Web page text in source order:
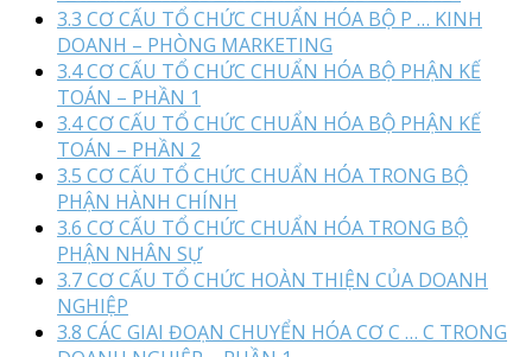
3.3 CƠ CẤU TỔ CHỨC CHUẨN HÓA BỘ P … KINH
DOANH – PHÒNG MARKETING
3.4 CƠ CẤU TỔ CHỨC CHUẨN HÓA BỘ PHẬN KẾ
TOÁN – PHẦN 1
3.4 CƠ CẤU TỔ CHỨC CHUẨN HÓA BỘ PHẬN KẾ
TOÁN – PHẦN 2
3.5 CƠ CẤU TỔ CHỨC CHUẨN HÓA TRONG BỘ
PHẬN HÀNH CHÍNH
3.6 CƠ CẤU TỔ CHỨC CHUẨN HÓA TRONG BỘ
PHẬN NHÂN SỰ
3.7 CƠ CẤU TỔ CHỨC HOÀN THIỆN CỦA DOANH
NGHIỆP
3.8 CÁC GIAI ĐOẠN CHUYỂN HÓA CƠ C … C TRONG